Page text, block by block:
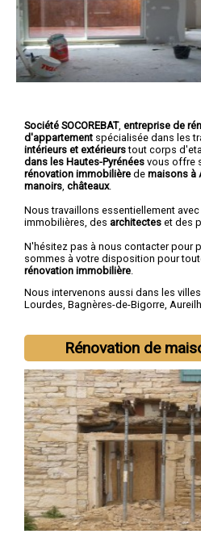
Société SOCOREBAT, entreprise de
d'appartement spécialisée dans les
intérieurs et extérieurstout corps
dans les Hautes-Pyrénées vous offre
rénovation immobilière de maisons à
manoirs châteaux.
Nous travaillons essentiellement
immobilières, des architectes et des
N'hésitez pas à nous contacter pour
sommes à votre disposition pour
rénovation immobilière
Nous intervenons aussi dans les
Lourdes, Bagnères-de-Bigorre,
Rénovation de